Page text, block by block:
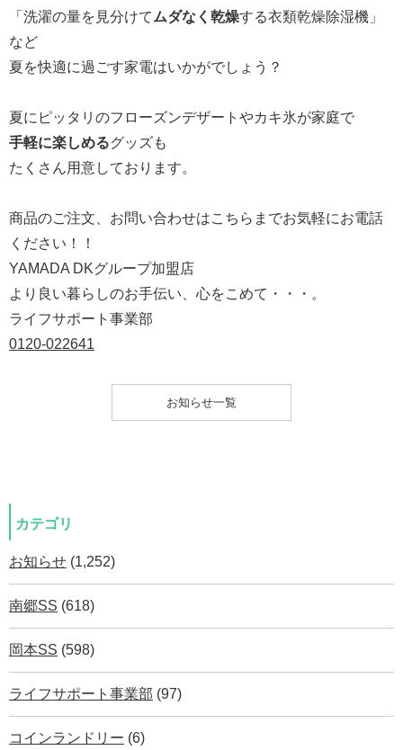
「洗濯の量を見分けてムダなく乾燥する衣類乾燥除湿機」
など
夏を快適に過ごす家電はいかがでしょう？
夏にピッタリのフローズンデザートやカキ氷が家庭で
手軽に楽しめるグッズも
たくさん用意しております。
商品のご注文、お問い合わせはこちらまでお気軽にお電話
ください！！
YAMADA DKグループ加盟店
より良い暮らしのお手伝い、心をこめて・・・。
ライフサポート事業部
0120-022641
お知らせ一覧
カテゴリ
お知らせ (1,252)
南郷SS (618)
岡本SS (598)
ライフサポート事業部 (97)
コインランドリー (6)